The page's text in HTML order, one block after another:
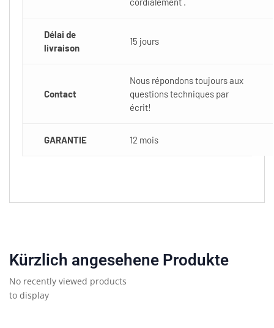
Délai de
livraison
15 jours
Contact
Nous répondons toujours aux
questions techniques par
écrit!
GARANTIE 12 mois
Kürzlich angesehene Produkte
No recently viewed products
to display